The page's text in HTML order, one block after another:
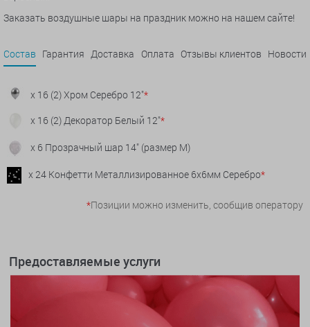
Заказать воздушные шары на праздник можно на нашем сайте!
Состав Гарантия Доставка Оплата Отзывы клиентов Новости
x 16 (2) Хром Серебро 12"*
x 16 (2) Декоратор Белый 12"*
x 6 Прозрачный шар 14" (размер М)
x 24 Конфетти Металлизированное 6х6мм Серебро*
*Позиции можно изменить, сообщив оператору
Предоставляемые услуги